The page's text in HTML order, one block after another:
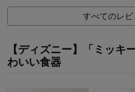
機能：
使用感・使いやすさ：
デザイン・色：
すべてのレビ
【ディズニー】「ミッキ
わいい食器